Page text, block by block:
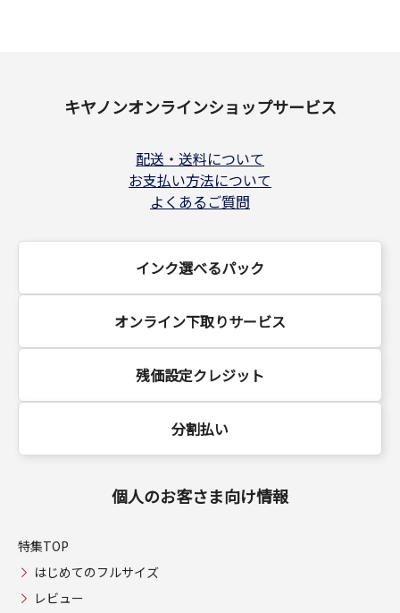
キヤノンオンラインショップサービス
配送・送料について
お支払い方法について
よくあるご質問
インク選べるパック
オンライン下取りサービス
残価設定クレジット
分割払い
個人のお客さま向け情報
特集TOP
はじめてのフルサイズ
レビュー